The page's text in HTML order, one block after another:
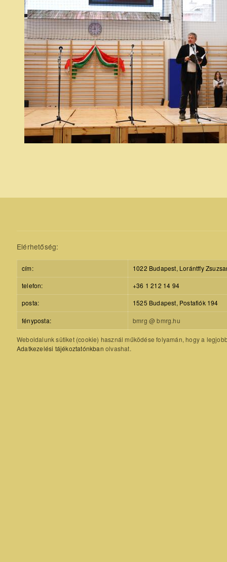
Elérhetőség:
cím:
1022 Budapest, Lorántffy
telefon:
+36 1 212 14 94
posta:
1525 Budapest, Postafiók 194
fényposta: bmrg @ bmrg.hu
Weboldalunk sütiket (cookie) használ működése folyamán, hogy a
Adatkezelési tájékoztatónkban olvashat.